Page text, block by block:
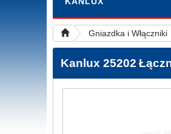
Gniazdka i Włączniki
Kanlux 25202